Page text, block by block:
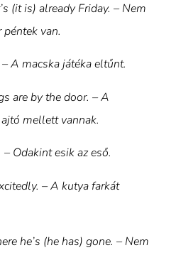
(it is) already Friday. – Nem
van.
A macska játéka eltűnt.
are by the door. – A
mellett vannak.
Odakint esik az eső.
– A kutya farkát
he’s (he has) gone. – Nem